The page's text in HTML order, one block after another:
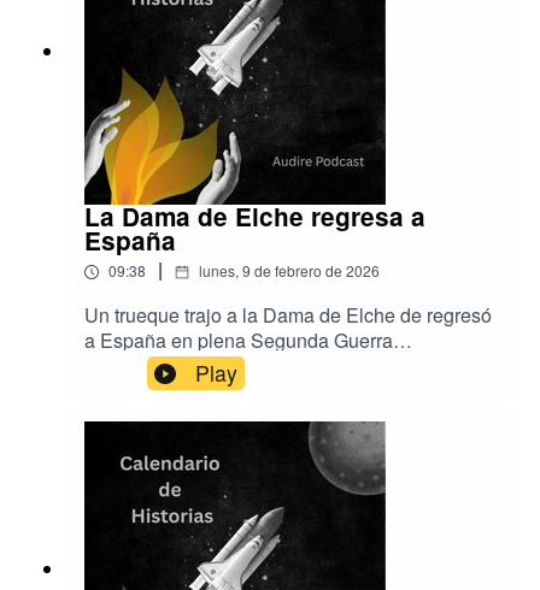
La Dama de Elche regresa a
España
09:38 | lunes, 9 de febrero de 2026
Un trueque trajo a la Dama de Elche de regresó
a España en plena Segunda Guerra
Mundial.Este bellísimo busto ibero nunca ha
estado exento de controversia desde el día en el
que una azada, de casualidad, chocó contra ella
cuando se preparaba una huerta.Música de
EpidemicSound y Aser RodríguezProducción de
Audire Podcastwww.audirepodcast.com
Play